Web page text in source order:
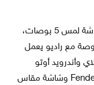
يشمل TSI على تقنية بلوتوث ومنفذ USB وشاشة لمس 5 بوصات،
جميع الطرز العليا شاشة لمس 6.5 بوصة مع راديو يعمل
وأندرويد أوتو
وتشمل الميزات المتوفرة نظام ملاحة وستيريو Fender وشاشة مقاس